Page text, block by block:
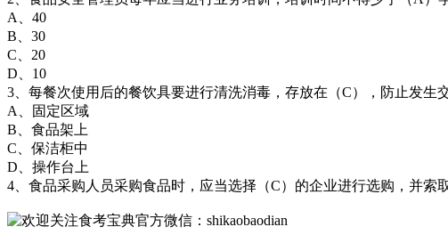
A、40
B、30
C、20
D、10
3、每餐次使用后的餐饮具要进行清洗消毒，存放在（C），防止发生
A、固定区域
B、食品架上
C、保洁柜中
D、操作台上
4、食品采购人员采购食品时，应当选择（C）的企业进行选购，并索